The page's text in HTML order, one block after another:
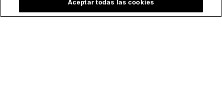
Aceptar todas las cookies